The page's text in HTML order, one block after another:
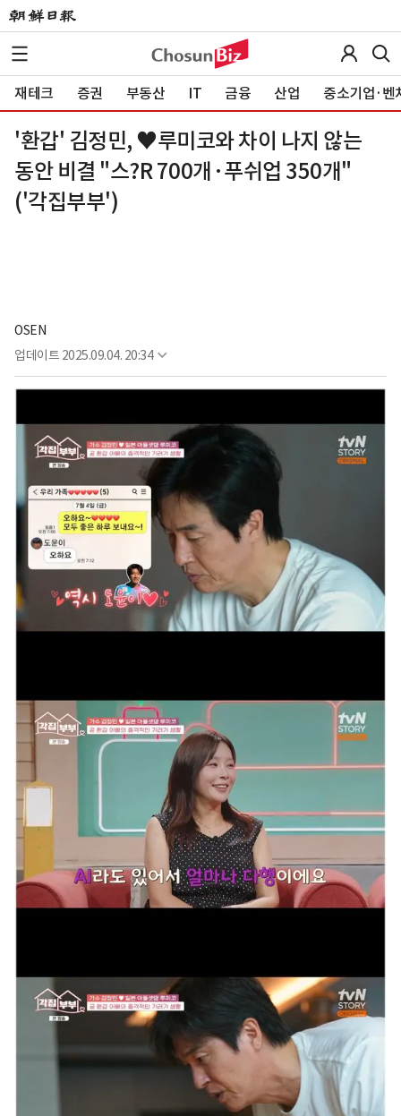
재테크 증권 부동산 IT 금융 산업 중소기업·벤
'환갑' 김정민, ♥루미코와 차이 나지 않는
동안 비결 "스?R 700개·푸쉬업 350개"
('각집부부')
OSEN
업데이트 2025.09.04. 20:34